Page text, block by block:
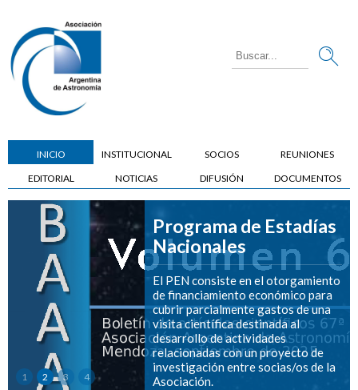
INICIO INSTITUCIONAL SOCIOS
REUNIONES
EDITORIAL
NOTICIAS DIFUSIÓN DOCUMENTOS
1 2 3 4
Programa de Estadías
Nacionales
El PEN consiste en el otorgamiento
de financiamiento económico para
cubrir parcialmente gastos de una
visita científica destinada al
desarrollo de actividades
relacionadas con un proyecto de
investigación entre socias/os de la
Asociación.